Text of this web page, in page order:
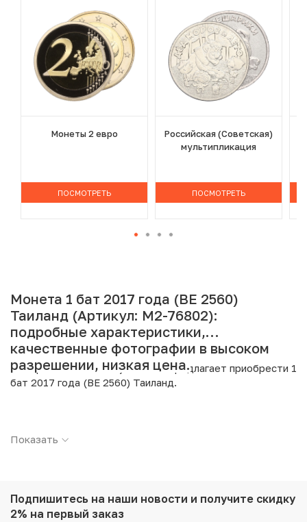
Монеты 2 евро
ПОСМОТРЕТЬ
Российская (Советская)
мультипликация
ПОСМОТРЕТЬ
Монета 1 бат 2017 года (BE 2560)
Таиланд (Артикул: M2-76802):
подробные характеристики,
качественные фотографии в высоком
разрешении, низкая цена.
Интернет магазин «Нумизмат» предлагает приобрести 1
бат 2017 года (BE 2560) Таиланд.
Страна: Таиланд
Вес: 3 г
Диаметр: 20 мм
Показать
Подпишитесь на наши новости и получите скидку
2% на первый заказ